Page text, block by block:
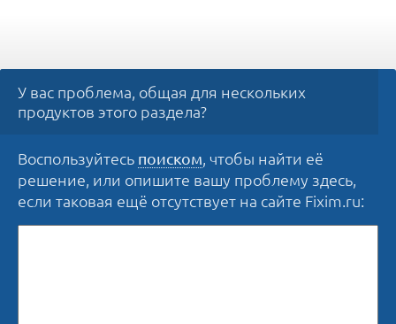
У вас проблема, общая для нескольких
продуктов этого раздела?
Воспользуйтесь поиском, чтобы найти её
решение, или опишите вашу проблему здесь,
если таковая ещё отсутствует на сайте Fixim.ru: